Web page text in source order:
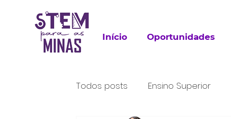
Início Oportunidades
Todos posts Ensino Superior